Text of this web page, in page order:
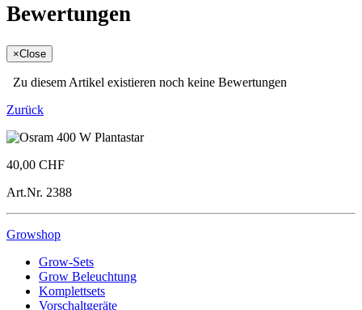
Bewertungen
×Close
Zu diesem Artikel existieren noch keine Bewertungen
Zurück
40,00 CHF
Art.Nr. 2388
Growshop
Grow-Sets
Grow Beleuchtung
Komplettsets
Vorschaltgeräte